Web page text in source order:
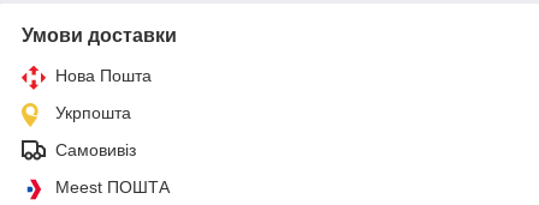
Умови доставки
Нова Пошта
Укрпошта
Самовивіз
Meest ПОШТА